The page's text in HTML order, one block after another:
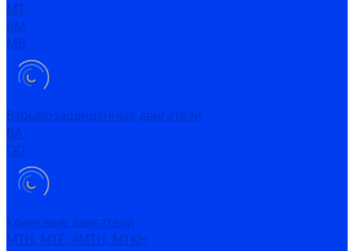
MT
RM
MB
Взрывозащищенные двигатели
ВА
OD
Крановые двигатели
MTH, MTF, 4MTH, MTKH